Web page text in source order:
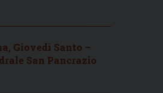
Giovedì Santo –
San Pancrazio